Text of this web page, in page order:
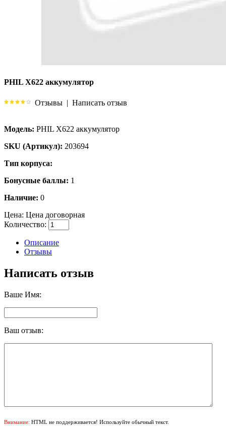
PHIL X622 аккумулятор
Отзывы | Написать отзыв
Модель: PHIL X622 аккумулятор
SKU (Артикул): 203694
Тип корпуса:
Бонусные баллы: 1
Наличие: 0
Цена: Цена договорная
Количество:
Описание
Отзывы
Написать отзыв
Ваше Имя:
Ваш отзыв:
Внимание: HTML не поддерживается! Используйте обычный текст.